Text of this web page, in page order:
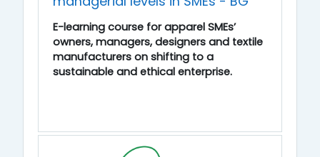
E-learning course for apparel SMEs’
owners, managers, designers and textile
manufacturers on shifting to a
sustainable and ethical enterprise.